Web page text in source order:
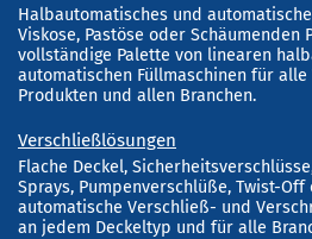
Halbautomatisches und
Viskose, Pastöse oder Schäumenden
vollständige Palette von linearen
automatischen Füllmaschinen für
Produkten und allen Branchen.
Verschließlösungen
Flache Deckel,
Sprays, Pumpenverschlüße, Twist-Off
automatische Verschließ- und
an jedem Deckeltyp und für alle